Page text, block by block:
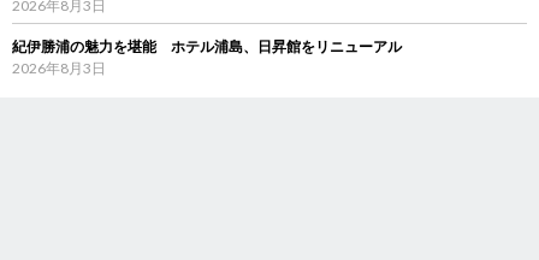
2026年8月3日
紀伊勝浦の魅力を堪能 ホテル浦島、日昇館をリニューアル
2026年8月3日